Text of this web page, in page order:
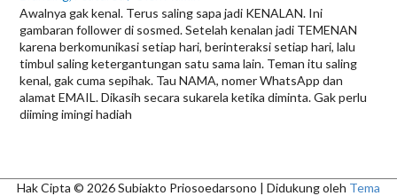
Awalnya gak kenal. Terus saling sapa jadi KENALAN. Ini
gambaran follower di sosmed. Setelah kenalan jadi TEMENAN
karena berkomunikasi setiap hari, berinteraksi setiap hari, lalu
timbul saling ketergantungan satu sama lain. Teman itu saling
kenal, gak cuma sepihak. Tau NAMA, nomer WhatsApp dan
alamat EMAIL. Dikasih secara sukarela ketika diminta. Gak perlu
diiming imingi hadiah
Hak Cipta © 2026Subiakto Priosoedarsono | Didukung oleh Tema